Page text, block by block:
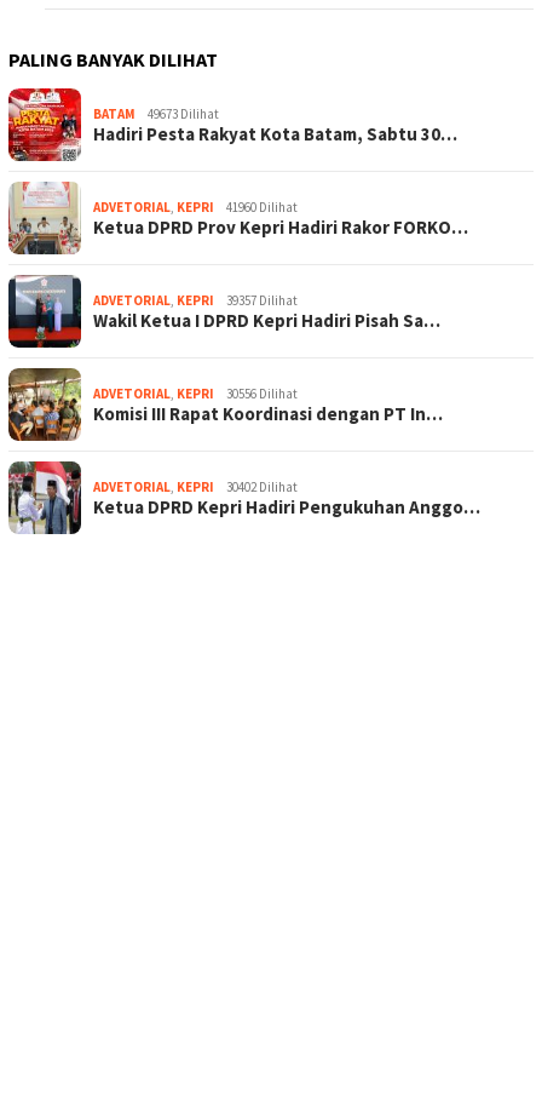
PALING BANYAK DILIHAT
BATAM 49673 Dilihat
Hadiri Pesta Rakyat Kota Batam, Sabtu 30…
ADVETORIAL, KEPRI 41960 Dilihat
Ketua DPRD Prov Kepri Hadiri Rakor FORKO…
ADVETORIAL, KEPRI 39357 Dilihat
Wakil Ketua I DPRD Kepri Hadiri Pisah Sa…
ADVETORIAL, KEPRI 30556 Dilihat
Komisi III Rapat Koordinasi dengan PT In…
ADVETORIAL, KEPRI 30402 Dilihat
Ketua DPRD Kepri Hadiri Pengukuhan Anggo…